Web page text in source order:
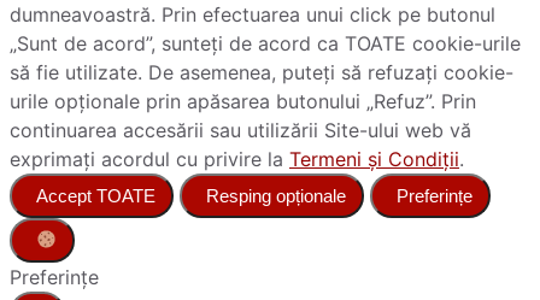
dumneavoastră. Prin efectuarea unui click pe butonul
„Sunt de acord”, sunteți de acord ca TOATE cookie-urile
să fie utilizate. De asemenea, puteți să refuzați cookie-
urile opționale prin apăsarea butonului „Refuz”. Prin
continuarea accesării sau utilizării Site-ului web vă
exprimați acordul cu privire la Termeni și Condiții.
Accept TOATE Resping opționale Preferințe
Preferințe